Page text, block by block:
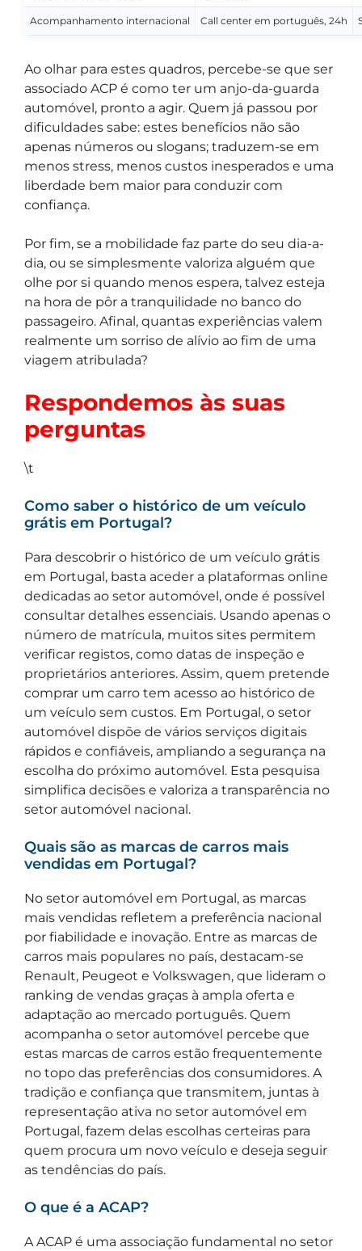
Acompanhamento internacional Call center em português, 24h
Ao olhar para estes quadros, percebe-se que ser
associado ACP é como ter um anjo-da-guarda
automóvel, pronto a agir. Quem já passou por
dificuldades sabe: estes benefícios não são
apenas números ou slogans; traduzem-se em
menos stress, menos custos inesperados e uma
liberdade bem maior para conduzir com
confiança.
Por fim, se a mobilidade faz parte do seu dia-a-
dia, ou se simplesmente valoriza alguém que
olhe por si quando menos espera, talvez esteja
na hora de pôr a tranquilidade no banco do
passageiro. Afinal, quantas experiências valem
realmente um sorriso de alívio ao fim de uma
viagem atribulada?
Respondemos às suas
perguntas
\t
Como saber o histórico de um veículo
grátis em Portugal?
Para descobrir o histórico de um veículo grátis
em Portugal, basta aceder a plataformas online
dedicadas ao setor automóvel, onde é possível
consultar detalhes essenciais. Usando apenas o
número de matrícula, muitos sites permitem
verificar registos, como datas de inspeção e
proprietários anteriores. Assim, quem pretende
comprar um carro tem acesso ao histórico de
um veículo sem custos. Em Portugal, o setor
automóvel dispõe de vários serviços digitais
rápidos e confiáveis, ampliando a segurança na
escolha do próximo automóvel. Esta pesquisa
simplifica decisões e valoriza a transparência no
setor automóvel nacional.
Quais são as marcas de carros mais
vendidas em Portugal?
No setor automóvel em Portugal, as marcas
mais vendidas refletem a preferência nacional
por fiabilidade e inovação. Entre as marcas de
carros mais populares no país, destacam-se
Renault, Peugeot e Volkswagen, que lideram o
ranking de vendas graças à ampla oferta e
adaptação ao mercado português. Quem
acompanha o setor automóvel percebe que
estas marcas de carros estão frequentemente
no topo das preferências dos consumidores. A
tradição e confiança que transmitem, juntas à
representação ativa no setor automóvel em
Portugal, fazem delas escolhas certeiras para
quem procura um novo veículo e deseja seguir
as tendências do país.
O que é a ACAP?
A ACAP é uma associação fundamental no setor